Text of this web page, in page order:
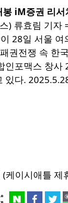
봉 iM증권 리서
) 류효림 기자
28일 서울 여
권전쟁 속 한
인포맥스 창사
있다.
케이시애틀 제